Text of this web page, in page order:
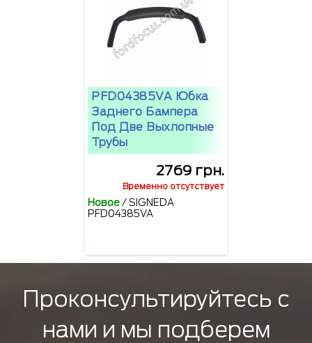
PFD04385VA Юбка
Заднего Бампера
Под Две Выхлопные
Трубы
2769 грн.
Временно отсутствует
Новое/SIGNEDA
PFD04385VA
Проконсультируйтесь с
нами и мы подберем